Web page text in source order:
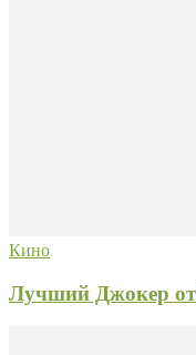
Кино
Лучший Джокер от